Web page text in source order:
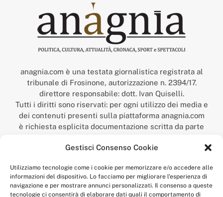
Gestisci Consenso Cookie
Utilizziamo tecnologie come i cookie per memorizzare e/o accedere alle
informazioni del dispositivo. Lo facciamo per migliorare l'esperienza di
navigazione e per mostrare annunci personalizzati. Il consenso a queste
tecnologie ci consentirà di elaborare dati quali il comportamento di
anagnia.com è una testata giornalistica registrata al
tribunale di Frosinone, autorizzazione n. 2394/17.
direttore responsabile: dott. Ivan Quiselli.
Tutti i diritti sono riservati: per ogni utilizzo dei media e
dei contenuti presenti sulla piattaforma anagnia.com
è richiesta esplicita documentazione scritta da parte
della redazione.
“Anagnia” è un marchio registrato presso l’Ufficio Italiano
Economico,
num. registrazione: 302017000014044 del 9 febbraio 2017.
Per contatti:redazione@anagnia.com